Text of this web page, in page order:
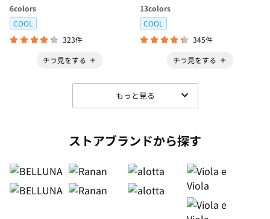
6colors
COOL
323件
チラ見をする
13colors
COOL
345件
チラ見をする
もっと見る
ストアブランドから探す